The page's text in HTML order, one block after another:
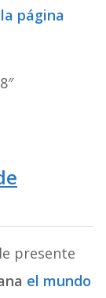
página
presente
el mundo